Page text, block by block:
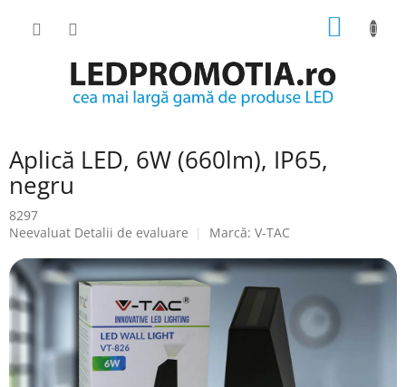
COŞ
Aplică LED, 6W (660lm), IP65,
negru
8297
Evaluarea
a
produsului
este
0.0
din
stele.
Neevaluat Detalii de evaluare Marcă: V-TAC